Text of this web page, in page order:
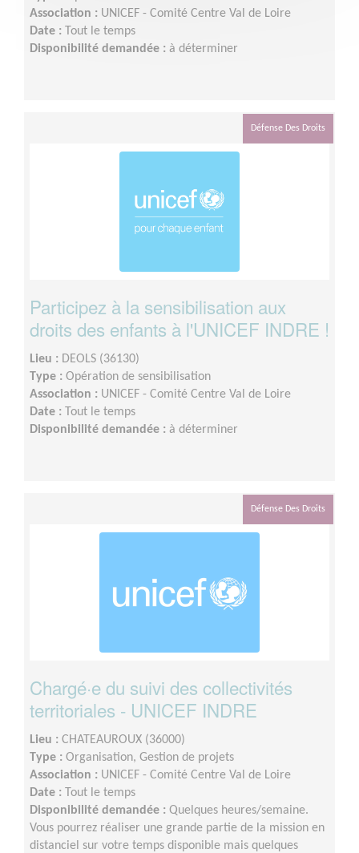
Association : UNICEF - Comité Centre Val de Loire
Date :
Tout le temps
Disponibilité demandée : à déterminer
Défense Des Droits
Participez à la sensibilisation aux
droits des enfants à l'UNICEF INDRE !
Lieu : DEOLS (36130)
Type : Opération de sensibilisation
Association : UNICEF - Comité Centre Val de Loire
Date :
Tout le temps
Disponibilité demandée : à déterminer
Défense Des Droits
Chargé·e du suivi des collectivités
territoriales - UNICEF INDRE
Lieu : CHATEAUROUX (36000)
Type : Organisation, Gestion de projets
Association : UNICEF - Comité Centre Val de Loire
Date :
Tout le temps
Disponibilité demandée : Quelques heures/semaine.
Vous pourrez réaliser une grande partie de la mission en
distanciel sur votre temps disponible mais quelques